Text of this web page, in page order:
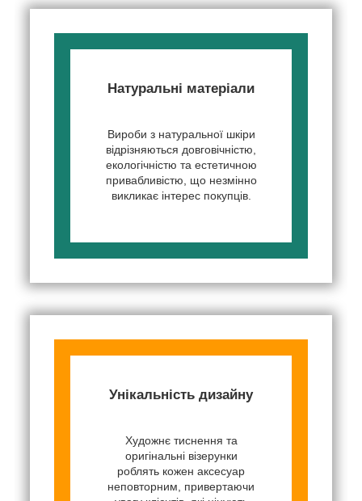
Натуральні матеріали
Вироби з натуральної шкіри
відрізняються довговічністю,
екологічністю та естетичною
привабливістю, що незмінно
викликає інтерес покупців.
Унікальність дизайну
Художнє тиснення та
оригінальні візерунки
роблять кожен аксесуар
неповторним, привертаючи